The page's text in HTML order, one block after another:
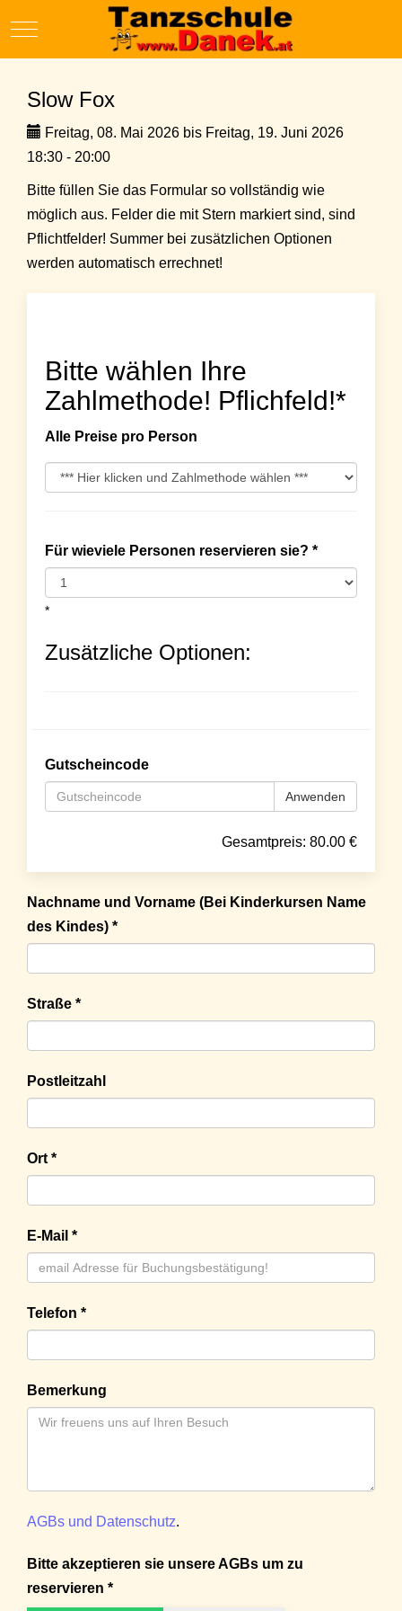
Mobile Menu Toggle
Slow Fox
Freitag, 08. Mai 2026 bis Freitag, 19. Juni 2026
18:30 - 20:00
Bitte füllen Sie das Formular so vollständig wie
möglich aus. Felder die mit Stern markiert sind, sind
Pflichtfelder! Summer bei zusätzlichen Optionen
werden automatisch errechnet!
Bitte wählen Ihre
Zahlmethode! Pflichfeld!*
Alle Preise pro Person
Für wieviele Personen reservieren sie? *
*
Zusätzliche Optionen:
Gutscheincode
Anwenden
Gesamtpreis: 80.00 €
Nachname und Vorname (Bei Kinderkursen Name
des Kindes) *
Straße *
Postleitzahl
Ort *
E-Mail *
Telefon *
Bemerkung
AGBs und Datenschutz.
Bitte akzeptieren sie unsere AGBs um zu
reservieren *